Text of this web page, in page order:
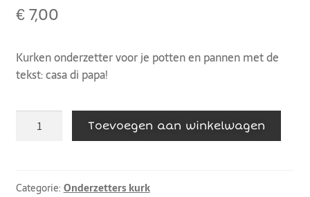
€7,00
Kurken onderzetter voor je potten en pannen met de
tekst: casa di papa!
Toevoegen aan winkelwagen
Categorie: Onderzetters kurk